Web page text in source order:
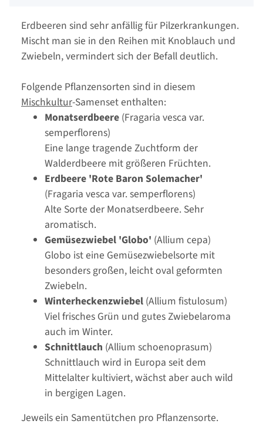
Erdbeeren sind sehr anfällig für Pilzerkrankungen.
Mischt man sie in den Reihen mit Knoblauch und
Zwiebeln, vermindert sich der Befall deutlich.
Folgende Pflanzensorten sind in diesem
Mischkultur-Samenset enthalten:
Monatserdbeere (Fragaria vesca var.
semperflorens)
Eine lange tragende Zuchtform der
Walderdbeere mit größeren Früchten.
Erdbeere 'Rote Baron Solemacher'
(Fragaria vesca var. semperflorens)
Alte Sorte der Monatserdbeere. Sehr
aromatisch.
Gemüsezwiebel 'Globo' (Allium cepa)
Globo ist eine Gemüsezwiebelsorte mit
besonders großen, leicht oval geformten
Zwiebeln.
Winterheckenzwiebel (Allium fistulosum)
Viel frisches Grün und gutes Zwiebelaroma
auch im Winter.
Schnittlauch (Allium schoenoprasum)
Schnittlauch wird in Europa seit dem
Mittelalter kultiviert, wächst aber auch wild
in bergigen Lagen.
Jeweils ein Samentütchen pro Pflanzensorte.